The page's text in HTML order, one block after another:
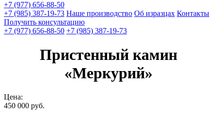
+7 (977) 656-88-50
+7 (985) 387-19-73 Наше производство Об изразцах Контакты
Получить консультацию
+7 (977) 656-88-50 +7 (985) 387-19-73
Пристенный камин
«Меркурий»
Цена:
450 000 руб.